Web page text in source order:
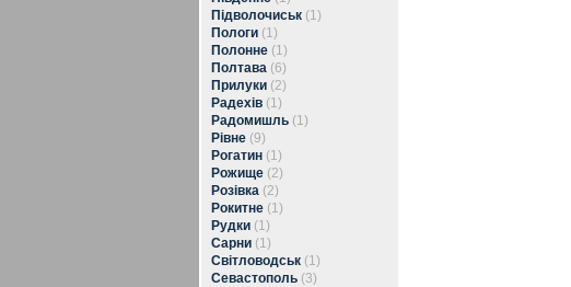
Підволочиськ (1)
Пологи (1)
Полонне (1)
Полтава (6)
Прилуки (2)
Радехів (1)
Радомишль (1)
Рівне (9)
Рогатин (1)
Рожище (2)
Розівка (2)
Рокитне (1)
Рудки (1)
Сарни (1)
Світловодськ (1)
Севастополь (3)